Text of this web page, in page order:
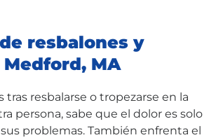
resbalones y
MA
tras resbalarse o tropezarse en la
persona, sabe que el dolor es solo
problemas. También enfrenta el